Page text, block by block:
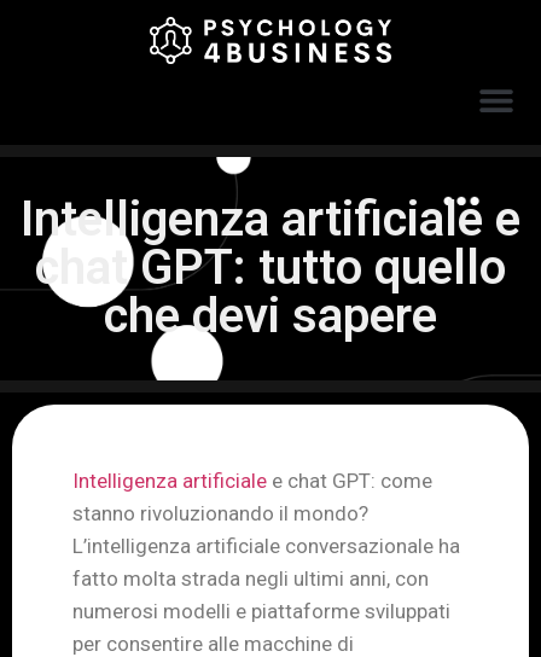
Intelligenza artificiale e
chat GPT: tutto quello
che devi sapere
Intelligenza artificiale e chat GPT: come
stanno rivoluzionando il mondo?
L’intelligenza artificiale conversazionale ha
fatto molta strada negli ultimi anni, con
numerosi modelli e piattaforme sviluppati
per consentire alle macchine di